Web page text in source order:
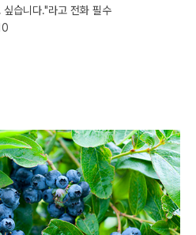
습니다."라고 전화 필수